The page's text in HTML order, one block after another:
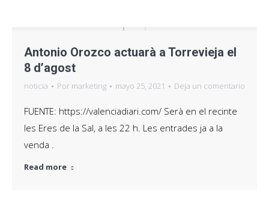
Antonio Orozco actuarà a Torrevieja el
8 d’agost
noticia Por marketing mayo 25, 2021 Deja un comentario
FUENTE: https://valenciadiari.com/ Serà en el recinte
les Eres de la Sal, a les 22 h. Les entrades ja a la
venda .
Read more